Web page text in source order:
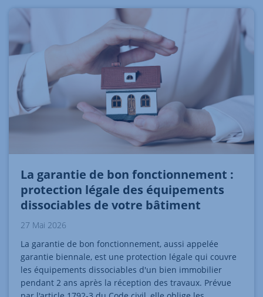
La garantie de bon fonctionnement :
protection légale des équipements
dissociables de votre bâtiment
27 Mai 2026
La garantie de bon fonctionnement, aussi appelée
garantie biennale, est une protection légale qui couvre
les équipements dissociables d'un bien immobilier
pendant 2 ans après la réception des travaux. Prévue